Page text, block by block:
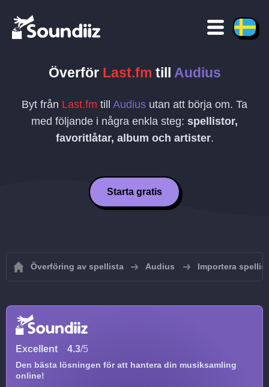
Överför Last.fm till Audius
Byt från Last.fm till Audius utan att börja om. Ta
med följande i några enkla steg: spellistor,
favoritlåtar, album och artister.
Starta gratis
Överföring av spellista Audius Importera
Excellent 4.3/5
Den bästa lösningen för att hantera din musiksamling
online!